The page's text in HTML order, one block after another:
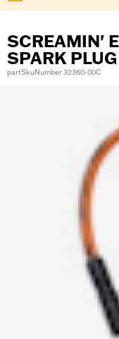
SCREAMIN'
SPARK
partSkuNumber 32360-00C